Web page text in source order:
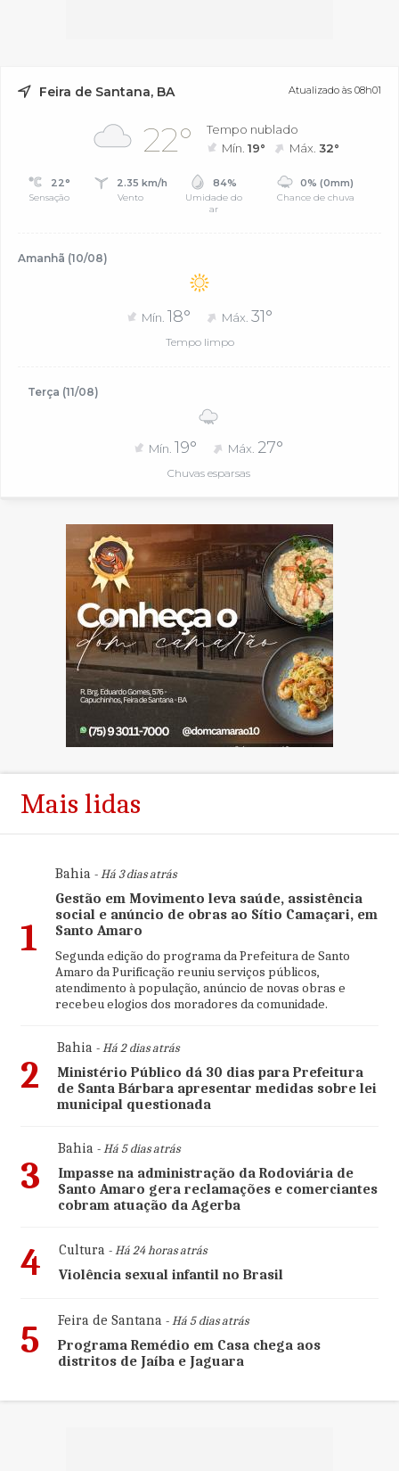
Feira de Santana, BA Atualizado às 08h01
22°
Tempo nublado
Mín.19° Máx.32°
22°
Sensação
2.35 km/h
Vento
84%
Umidade do
ar
0% (0mm)
Chance de chuva
Amanhã (10/08)
Mín. 18° Máx. 31°
Tempo limpo
Terça (11/08)
Mín. 19° Máx. 27°
Chuvas esparsas
Mais lidas
1
Bahia- Há 3 dias atrás
Gestão em Movimento leva saúde, assistência
social e anúncio de obras ao Sítio Camaçari, em
Santo Amaro
Segunda edição do programa da Prefeitura de Santo
Amaro da Purificação reuniu serviços públicos,
atendimento à população, anúncio de novas obras e
recebeu elogios dos moradores da comunidade.
2
Bahia- Há 2 dias atrás
Ministério Público dá 30 dias para Prefeitura
de Santa Bárbara apresentar medidas sobre lei
municipal questionada
3
Bahia- Há 5 dias atrás
Impasse na administração da Rodoviária de
Santo Amaro gera reclamações e comerciantes
cobram atuação da Agerba
4 Cultura- Há 24 horas atrás
Violência sexual infantil no Brasil
5 Feira de Santana- Há 5 dias atrás
Programa Remédio em Casa chega aos
distritos de Jaíba e Jaguara